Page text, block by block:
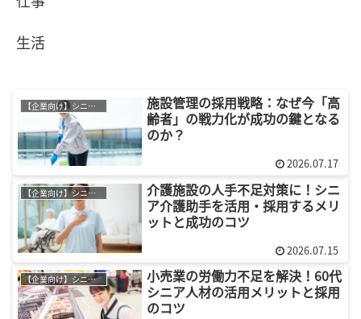
生活
【企業向け】シニア採用
施設管理の採用戦略：なぜ今「高
齢者」の戦力化が成功の鍵となる
のか？
2026.07.17
【企業向け】シニア採用
介護施設の人手不足対策に！シニ
ア介護助手を活用・採用するメリ
ットと成功のコツ
2026.07.15
【企業向け】シニア採用
小売業の労働力不足を解決！60代
シニア人材の活用メリットと採用
のコツ